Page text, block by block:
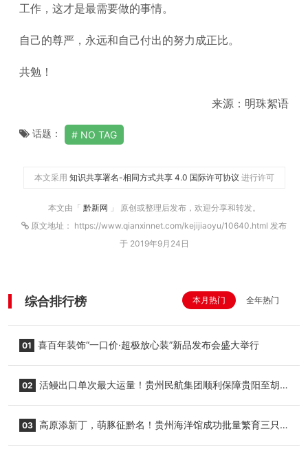
工作，这才是最需要做的事情。
自己的尊严，永远和自己付出的努力成正比。
共勉！
来源：明珠絮语
话题： NO TAG
本文采用 知识共享署名-相同方式共享 4.0 国际许可协议 进行许可
本文由「 黔新网 」 原创或整理后发布，欢迎分享和转发。
原文地址： https://www.qianxinnet.com/kejijiaoyu/10640.html 发布
于 2019年9月24日
综合排行榜 本月热门 全年热门
01 喜百年装饰“一口价·超极放心装”新品发布会盛大举行
02 活鳗出口单次最大运量！贵州民航集团顺利保障贵阳至胡
03 高原添新丁，萌豚征黔名！贵州海洋馆成功批量繁育三只